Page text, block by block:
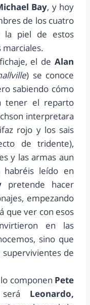
Bay, y hoy
de los cuatro
la piel de estos
el de Alan
) se conoce
sabiendo cómo
tener el reparto
interpretara
rojo y los sais
de tridente),
y las armas aun
leído en
pretende hacer
empezando
que ver con esos
en las
sino que
de
componen Pete
Leonardo,